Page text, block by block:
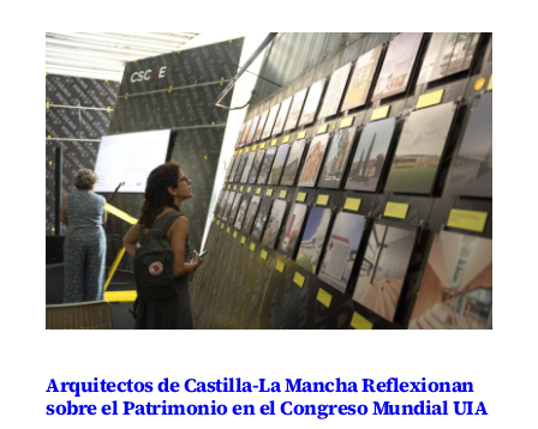
Arquitectos de Castilla-La Mancha Reflexionan
sobre el Patrimonio en el Congreso Mundial UIA